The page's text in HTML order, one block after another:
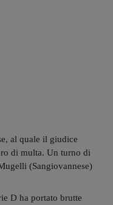
al quale il giudice
di multa. Un turno di
(Sangiovannese)
D ha portato brutte